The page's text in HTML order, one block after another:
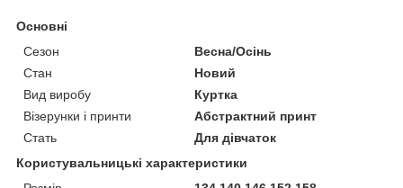
Основні
Сезон
Весна/Осінь
Стан
Новий
Вид виробу
Куртка
Візерунки і принти
Абстрактний принт
Стать
Для дівчаток
Користувальницькі характеристики